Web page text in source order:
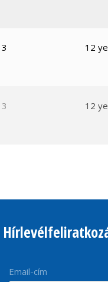
3 12
3 12
Email-cím